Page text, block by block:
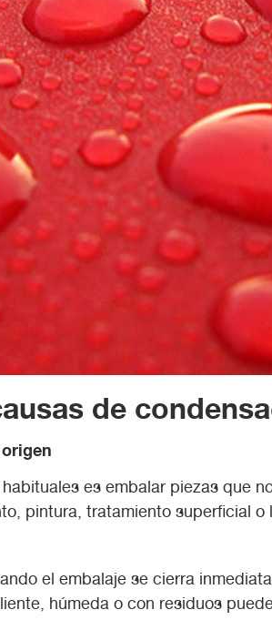
de
es embalar piezas que
pintura, tratamiento superficial
el embalaje se cierra
húmeda o con residuos